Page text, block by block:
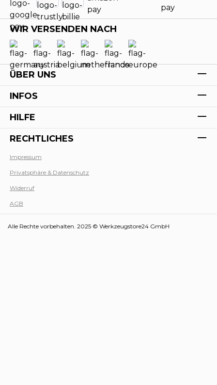
WIR VERSENDEN NACH
ÜBER UNS
INFOS
HILFE
RECHTLICHES
Impressum
Privatsphäre & Datenschutz
Widerruf
AGB
Alle Rechte vorbehalten. 2025 © Werkzeugstore24 GmbH